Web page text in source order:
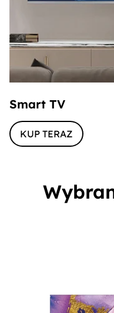
Smart TV
KUP TERAZ